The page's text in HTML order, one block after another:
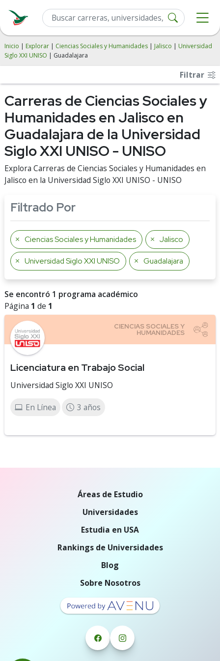
Inicio | Explorar | Ciencias Sociales y Humanidades | Jalisco | Universidad
Siglo XXI UNISO | Guadalajara
Filtrar
Carreras de Ciencias Sociales y
Humanidades en Jalisco en
Guadalajara de la Universidad
Siglo XXI UNISO - UNISO
Explora Carreras de Ciencias Sociales y Humanidades en
Jalisco en la Universidad Siglo XXI UNISO - UNISO
Filtrado Por
Ciencias Sociales y Humanidades Jalisco
Universidad Siglo XXI UNISO Guadalajara
Se encontró 1 programa académico
Página 1 de 1
Licenciatura en Trabajo Social
Universidad Siglo XXI UNISO
En Línea 3 años
Áreas de Estudio
Universidades
Estudia en USA
Rankings de Universidades
Blog
Sobre Nosotros